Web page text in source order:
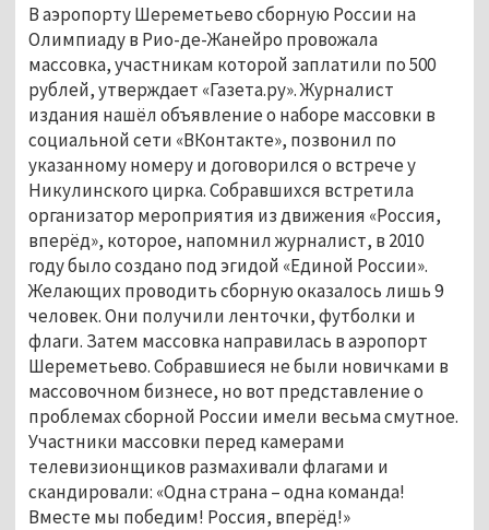
В аэропорту Шереметьево сборную России на
Олимпиаду в Рио-де-Жанейро провожала
массовка, участникам которой заплатили по 500
рублей, утверждает «Газета.ру». Журналист
издания нашёл объявление о наборе массовки в
социальной сети «ВКонтакте», позвонил по
указанному номеру и договорился о встрече у
Никулинского цирка. Собравшихся встретила
организатор мероприятия из движения «Россия,
вперёд», которое, напомнил журналист, в 2010
году было создано под эгидой «Единой России».
Желающих проводить сборную оказалось лишь 9
человек. Они получили ленточки, футболки и
флаги. Затем массовка направилась в аэропорт
Шереметьево. Собравшиеся не были новичками в
массовочном бизнесе, но вот представление о
проблемах сборной России имели весьма смутное.
Участники массовки перед камерами
телевизионщиков размахивали флагами и
скандировали: «Одна страна – одна команда!
Вместе мы победим! Россия, вперёд!»